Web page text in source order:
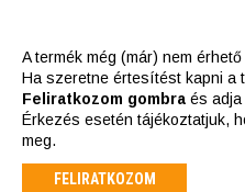
A termék még (már) nem
Ha szeretne értesítést kapni a
Feliratkozom gombra és adja
Érkezés esetén tájékoztatjuk,
meg.
FELIRATKOZOM